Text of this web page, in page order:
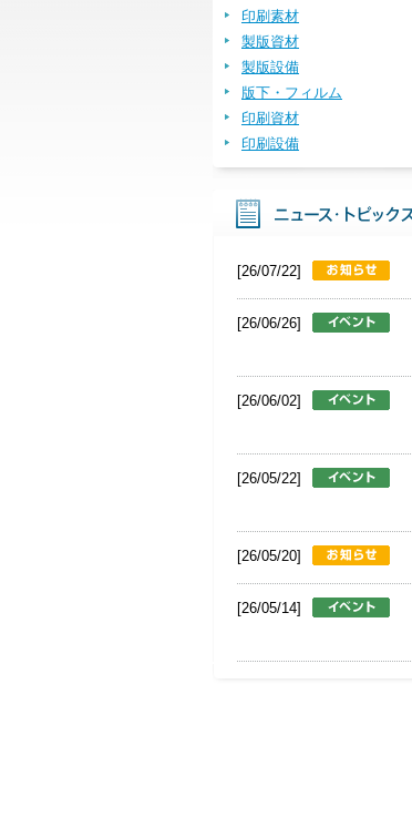
印刷素材
製版資材
製版設備
版下・フィルム
印刷資材
印刷設備
[26/07/22]
[26/06/26]
[26/06/02]
[26/05/22]
[26/05/20]
[26/05/14]